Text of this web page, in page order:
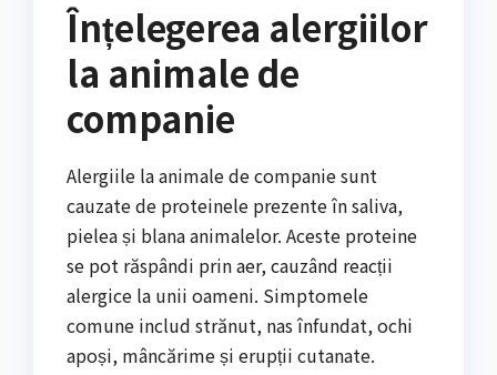
Înțelegerea alergiilor
la animale de
companie
Alergiile la animale de companie sunt
cauzate de proteinele prezente în saliva,
pielea și blana animalelor. Aceste proteine
se pot răspândi prin aer, cauzând reacții
alergice la unii oameni. Simptomele
comune includ strănut, nas înfundat, ochi
apoși, mâncărime și erupții cutanate.